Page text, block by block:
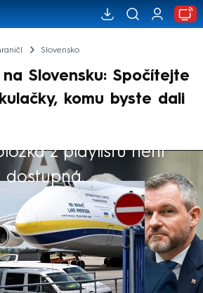
Slovensko
Slovensku: Spočítejte
komu byste dali
z playlistu není
dostupná.